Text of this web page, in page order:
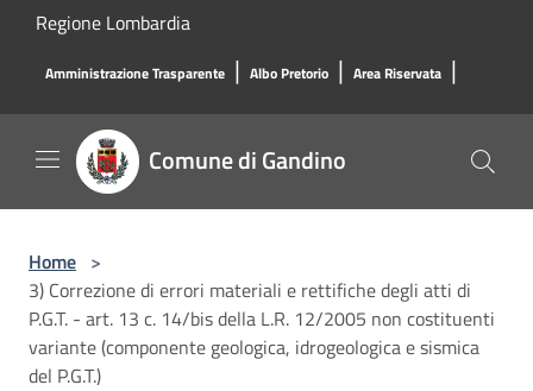
Salta al contenuto principale
Regione Lombardia
Amministrazione Trasparente | Albo Pretorio | Area Riservata |
Comune di Gandino
Home >
3) Correzione di errori materiali e rettifiche degli atti di
P.G.T. - art. 13 c. 14/bis della L.R. 12/2005 non costituenti
variante (componente geologica, idrogeologica e sismica
del P.G.T.)